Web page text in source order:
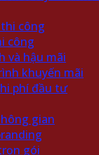
công
công
và hậu mãi
khuyến mãi
phí đầu tư
gian
gói